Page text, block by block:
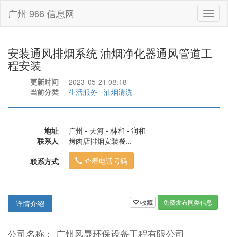
广州 966 信息网
安装通风排烟系统 油烟净化器通风管道工
程安装
更新时间
2023-05-21 08:18
当前分类
生活服务 - 油烟清洗
地址
广州 - 天河 - 林和 - 润和
联系人
烤肉店排烟安装餐...
联系方式
查看电话号码
收藏 免费发布同类信息
详情介绍
公司名称： 广州风晟环保设备工程有限公司